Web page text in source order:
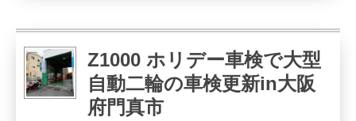
Z1000 ホリデー車検で大型
自動二輪の車検更新in大阪
府門真市